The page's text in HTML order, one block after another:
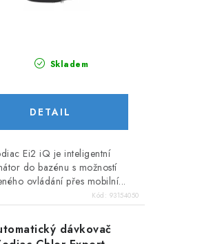
Skladem
Ei2 iQ je inteligentní
do bazénu s možností
ovládání přes mobilní...
Kód: 93154050
dávkovač